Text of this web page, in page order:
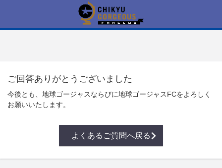
ご回答ありがとうございました
今後とも、地球ゴージャスならびに地球ゴージャスFCをよろしく
お願いいたします。
よくあるご質問へ戻る